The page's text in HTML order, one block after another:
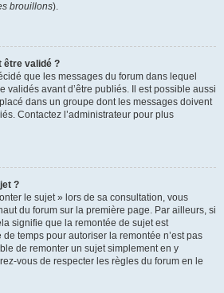
brouillons).
être validé ?
que les messages du forum dans lequel
validés avant d’être publiés. Il est possible aussi
dans un groupe dont les messages doivent
Contactez l’administrateur pour plus
?
le sujet » lors de sa consultation, vous
du forum sur la première page. Par ailleurs, si
signifie que la remontée de sujet est
temps pour autoriser la remontée n’est pas
de remonter un sujet simplement en y
vous de respecter les règles du forum en le